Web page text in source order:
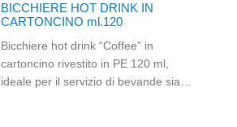
BICCHIERE HOT DRINK IN
CARTONCINO ml.120
Bicchiere hot drink “Coffee” in
cartoncino rivestito in PE 120 ml,
ideale per il servizio di bevande sia